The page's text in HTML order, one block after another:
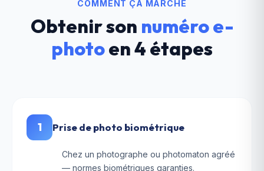
COMMENT ÇA MARCHE
Obtenir son numéro e-
photoen 4 étapes
1 Prise de photo biométrique
Chez un photographe ou photomaton agréé
— normes biométriques garanties.